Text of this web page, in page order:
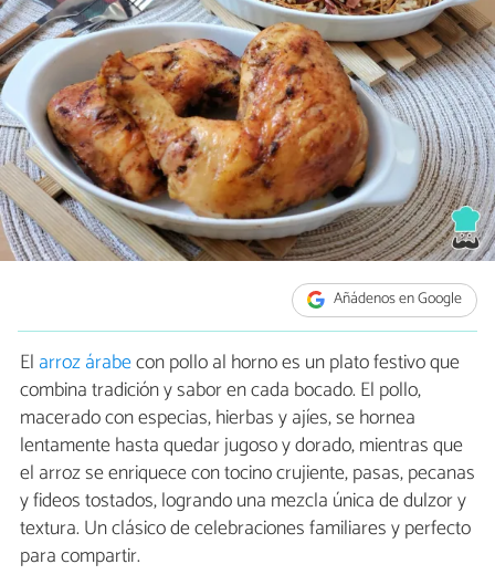
Añádenos en Google
El arroz árabecon pollo al horno es un plato festivo que
combina tradición y sabor en cada bocado. El pollo,
macerado con especias, hierbas y ajíes, se hornea
lentamente hasta quedar jugoso y dorado, mientras que
el arroz se enriquece con tocino crujiente, pasas, pecanas
y fideos tostados, logrando una mezcla única de dulzor y
textura. Un clásico de celebraciones familiares y perfecto
para compartir.